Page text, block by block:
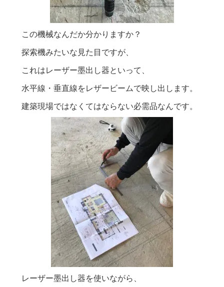
この機械なんだか分かりますか？
探索機みたいな見た目ですが、
これはレーザー墨出し器といって、
水平線・垂直線をレザービームで映し出します。
建築現場ではなくてはならない必需品なんです。
レーザー墨出し器を使いながら、